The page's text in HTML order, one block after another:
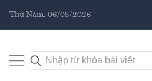
Thứ Năm, 06/08/2026